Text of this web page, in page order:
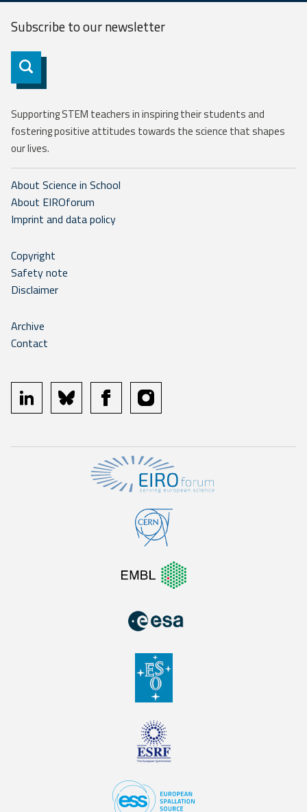
Subscribe to ournewsletter
Subscribe
Supporting STEM teachers in inspiring their students and
fostering positive attitudes towards the science that shapes
our lives.
About Science in School
About EIROforum
Imprint and data policy
Copyright
Safety note
Disclaimer
Archive
Contact
linkedin bluesky facebookinstagram